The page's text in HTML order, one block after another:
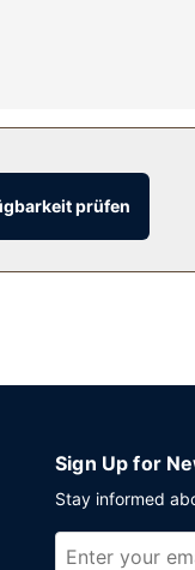
Telefone
prüfen
Sign Up for
Stay informed